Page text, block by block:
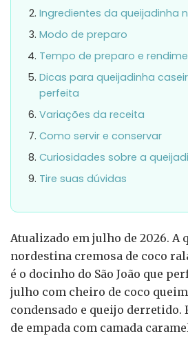
Ingredientes da queijadinha
Modo de preparo
Tempo de preparo e
Dicas para queijadinha
perfeita
Variações da receita
Como servir e conservar
Curiosidades sobre a
Tire suas dúvidas
Atualizado em julho de 2026. A
nordestina cremosa de coco
é o docinho do São João que
julho com cheiro de coco
condensado e queijo derretido.
de empada com camada